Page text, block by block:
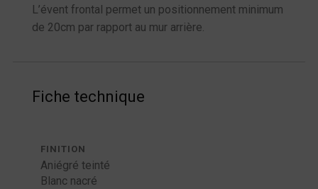
L’évent frontal permet un positionnement minimum
de 20cm par rapport au mur arrière.
Fiche technique
FINITION
Aniégré teinté
Blanc nacré